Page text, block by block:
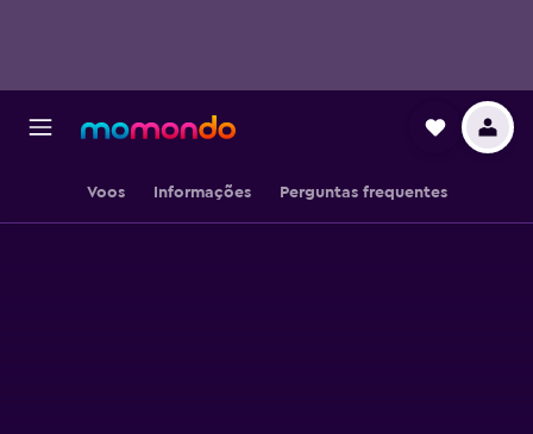
Voos Informações Perguntas frequentes